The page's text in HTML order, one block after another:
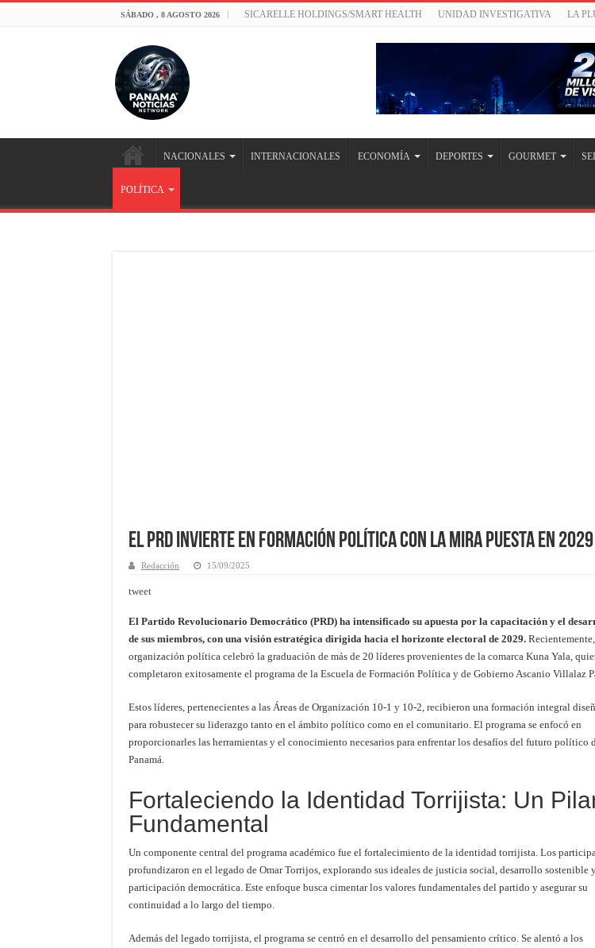
SÁBADO , 8 AGOSTO 2026 SICARELLE HOLDINGS/SMART HEALTH UNIDAD INVESTIGATIVA LA
NACIONALES INTERNACIONALES ECONOMÍA DEPORTES GOURMET
POLÍTICA
El PRD Invierte en Formación Política con la Mira Puesta en 2029
Redacción 15/09/2025
tweet
El Partido Revolucionario Democrático (PRD) ha intensificado su apuesta por la capacitación y el
de sus miembros, con una visión estratégica dirigida hacia el horizonte electoral de 2029.
organización política celebró la graduación de más de 20 líderes provenientes de la comarca Kuna Yala,
completaron exitosamente el programa de la Escuela de Formación Política y de Gobierno Ascanio Villalaz
Estos líderes, pertenecientes a las Áreas de Organización 10-1 y 10-2, recibieron una formación integral
para robustecer su liderazgo tanto en el ámbito político como en el comunitario. El programa se enfocó en
proporcionarles las herramientas y el conocimiento necesarios para enfrentar los desafíos del futuro político
Panamá.
Fortaleciendo la Identidad Torrijista: Un
Fundamental
Un componente central del programa académico fue el fortalecimiento de la identidad torrijista. Los
profundizaron en el legado de Omar Torrijos, explorando sus ideales de justicia social, desarrollo sostenible
participación democrática. Este enfoque busca cimentar los valores fundamentales del partido y asegurar su
continuidad a lo largo del tiempo.
Además del legado torrijista, el programa se centró en el desarrollo del pensamiento crítico. Se alentó a los